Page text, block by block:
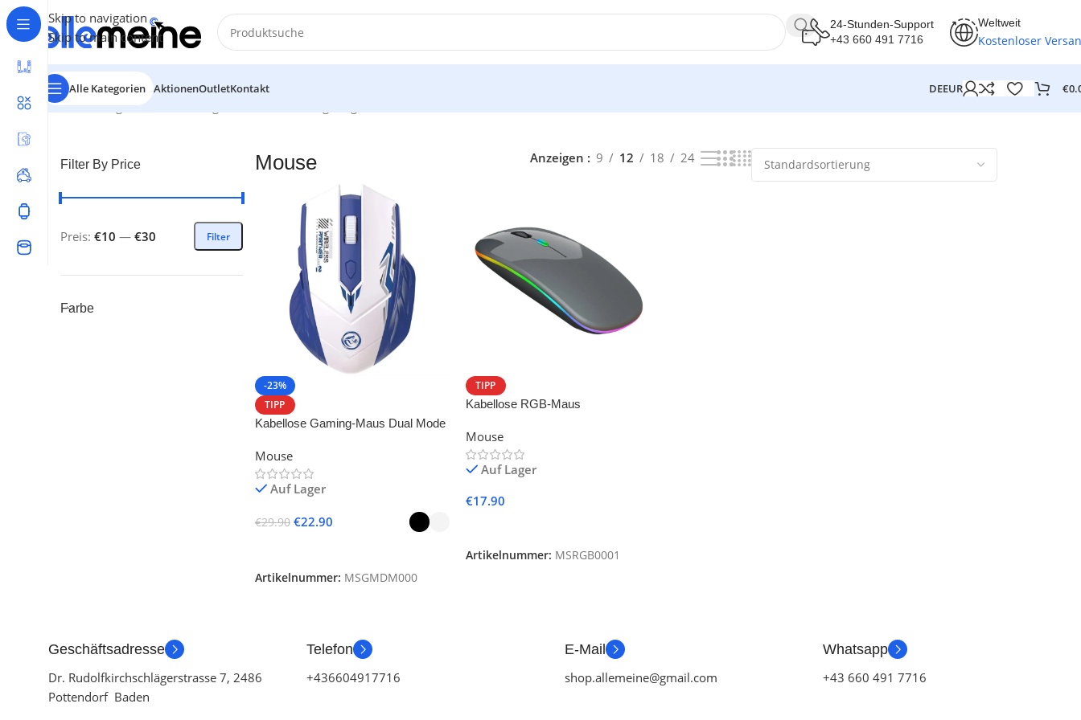
Skip to navigation
Skip to main content
24-Stunden-Support
+43 660 491 7716
Weltweit
Kostenloser
Alle Kategorien AktionenOutletKontakt DEEUR €
Start/Gaming/Mouse
Filter By Price
Filter
Preis: €10 — €30
Farbe
Mouse Anzeigen 9 12 18 24
-23%
TIPP
Kabellose Gaming-Maus Dual Mode
Mouse
Auf Lager
€29.90 €22.90
Artikelnummer: MSGMDM000
TIPP
Kabellose RGB-Maus
Mouse
Auf Lager
€17.90
Artikelnummer: MSRGB0001
Geschäftsadresse
Dr. Rudolfkirchschlägerstrasse 7, 2486
Pottendorf Baden
Telefon
+436604917716
E-Mail
shop.allemeine@gmail.com
Whatsapp
+43 660 491 7716